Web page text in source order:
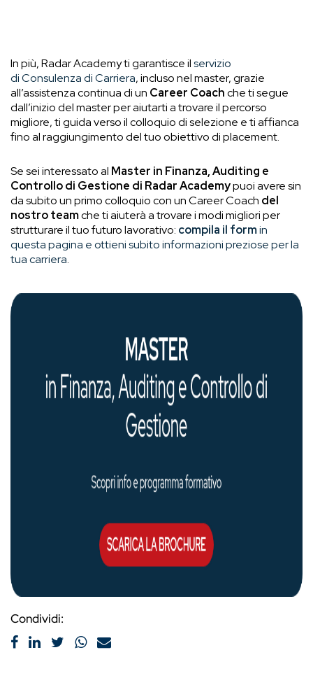
In più, Radar Academy ti garantisce ilservizio
di Consulenza di Carriera, incluso nel master, grazie
all’assistenza continua di un Career Coachche ti segue
dall’inizio del master per aiutarti a trovare il percorso
migliore, ti guida verso il colloquio di selezione e ti affianca
fino al raggiungimento del tuo obiettivo di placement.
Se sei interessato al Master in Finanza, Auditing e
Controllo di Gestione di Radar Academypuoi avere sin
da subito un primo colloquiocon un Career Coach del
nostro teamche ti aiuterà a trovare i modi migliori per
strutturare il tuo futuro lavorativo: compila il formin
questa pagina e ottieni subito informazioni preziose per la
tua carriera.
Condividi: